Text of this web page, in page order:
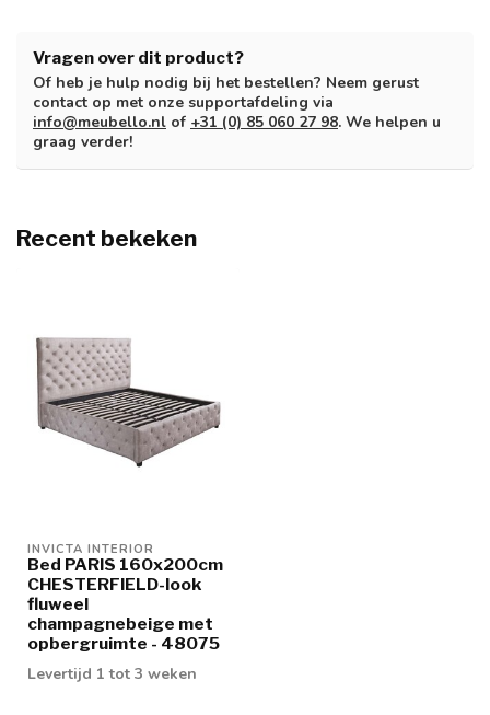
Vragen over dit product?
Of heb je hulp nodig bij het bestellen? Neem gerust
contact op met onze supportafdeling via
info@meubello.nl of +31 (0) 85 060 27 98. We helpen u
graag verder!
Recent bekeken
INVICTA INTERIOR
Bed PARIS 160x200cm
CHESTERFIELD-look
fluweel
champagnebeige met
opbergruimte - 48075
Levertijd 1 tot 3 weken